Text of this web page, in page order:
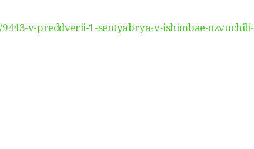
v-preddverii-1-sentyabrya-v-ishimbae-ozvuchili-